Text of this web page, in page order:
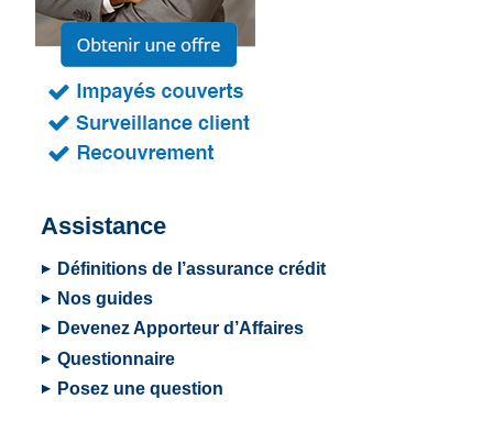
Assistance
Définitions de l’assurance crédit
Nos guides
Devenez Apporteur d’Affaires
Questionnaire
Posez une question